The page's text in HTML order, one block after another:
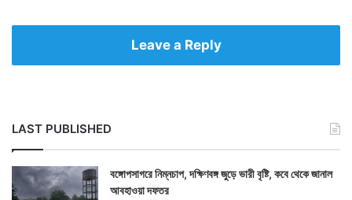
Leave a Reply
LAST PUBLISHED
বঙ্গোপসাগরে নিম্নচাপ, দক্ষিণবঙ্গ জুড়ে ভারী বৃষ্টি, কবে থেকে জানাল
আবহাওয়া দফতর